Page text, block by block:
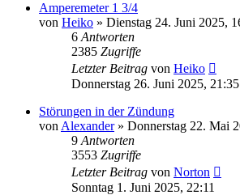
Amperemeter 1 3/4
von Heiko » Dienstag 24. Juni 2025,
6 Antworten
2385 Zugriffe
Letzter Beitrag von Heiko
Donnerstag 26. Juni 2025, 21:35
Störungen in der Zündung
von Alexander» Donnerstag 22. Mai
9 Antworten
3553 Zugriffe
Letzter Beitrag von Norton
Sonntag 1. Juni 2025, 22:11